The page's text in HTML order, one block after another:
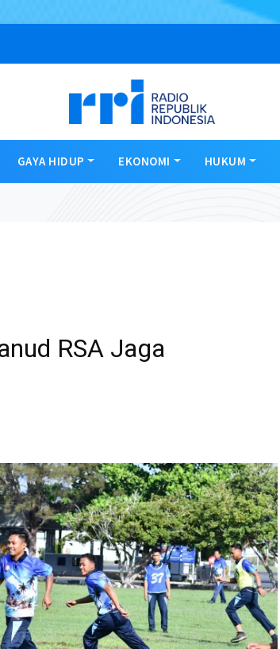
GAYA HIDUP EKONOMI HUKUM
RSA Jaga